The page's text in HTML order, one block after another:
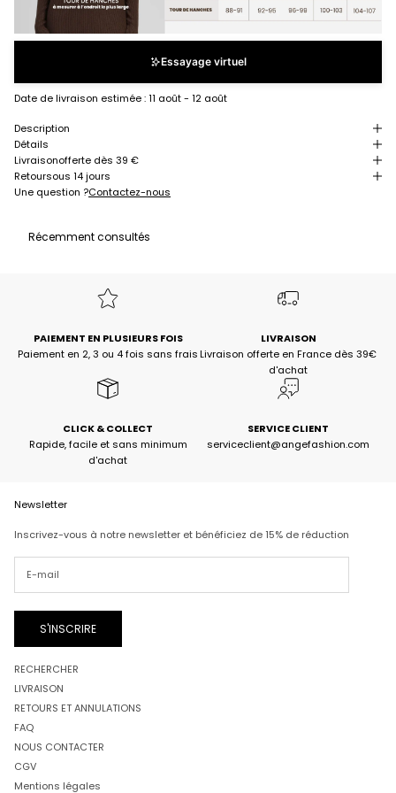
Essayage virtuel
Date de livraison estimée :11 août - 12 août
Description
Détails
Livraisonofferte dès 39 €
Retoursous 14 jours
Une question ?Contactez-nous
Récemment consultés
PAIEMENT EN PLUSIEURS FOIS
Paiement en 2, 3 ou 4 fois sans frais
LIVRAISON
Livraison offerte en France dès 39€
d'achat
CLICK & COLLECT
Rapide, facile et sans minimum
d'achat
SERVICE CLIENT
serviceclient@angefashion.com
Newsletter
Inscrivez-vous à notre newsletter et bénéficiez de 15% de réduction
S'INSCRIRE
RECHERCHER
LIVRAISON
RETOURS ET ANNULATIONS
FAQ
NOUS CONTACTER
CGV
Mentions légales